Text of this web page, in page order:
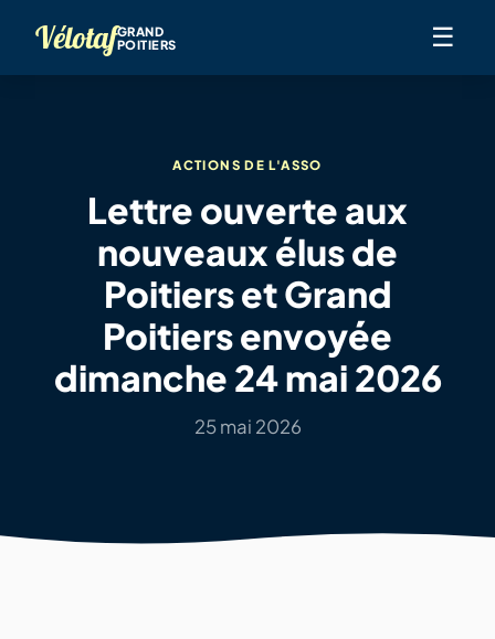
VélotafGRAND
POITIERS
☰
ACTIONS DE L'ASSO
Lettre ouverte aux
nouveaux élus de
Poitiers et Grand
Poitiers envoyée
dimanche 24 mai 2026
25 mai 2026